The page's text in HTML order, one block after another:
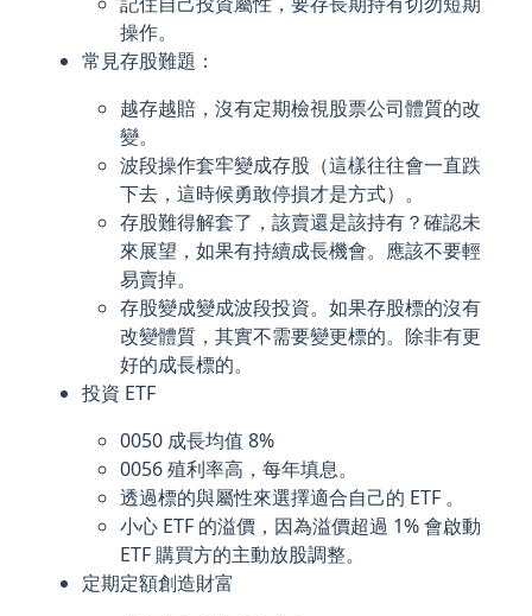
操作。
常見存股難題：
越存越賠，沒有定期檢視股票公司體質的改
變。
波段操作套牢變成存股（這樣往往會一直跌
下去，這時候勇敢停損才是方式）。
存股難得解套了，該賣還是該持有？確認未
來展望，如果有持續成長機會。應該不要輕
易賣掉。
存股變成變成波段投資。如果存股標的沒有
改變體質，其實不需要變更標的。除非有更
好的成長標的。
投資 ETF
0050 成長均值 8%
0056 殖利率高，每年填息。
透過標的與屬性來選擇適合自己的 ETF 。
小心 ETF 的溢價，因為溢價超過 1% 會啟動
ETF 購買方的主動放股調整。
定期定額創造財富